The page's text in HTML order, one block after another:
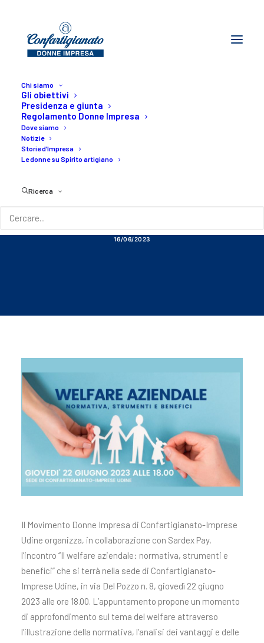
Chi siamo
Gli obiettivi
Presidenza e giunta
Regolamento Donne Impresa
Dove siamo
Notizie
Storie d’Impresa
Le donne su Spirito artigiano
Ricerca
UDINE - Welfare
aziendale: normativa,
strumenti e benefici
16/06/2023
Il Movimento Donne Impresa di Confartigianato-Imprese
Udine organizza, in collaborazione con Sardex Pay,
l’incontro “Il welfare aziendale: normativa, strumenti e
benefici” che si terrà nella sede di Confartigianato-
Imprese Udine, in via Del Pozzo n. 8, giovedì 22 giugno
2023 alle ore 18.00. L’appuntamento propone un momento
di approfondimento sul tema del welfare attraverso
l’illustrazione della normativa, l’analisi dei vantaggi e delle